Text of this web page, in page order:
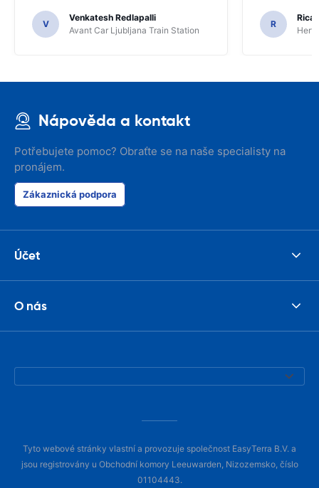
V
Venkatesh Redlapalli
Avant Car Ljubljana Train Station
R
Nápověda a kontakt
Potřebujete pomoc? Obraťte se na naše specialisty na
pronájem.
Zákaznická podpora
Účet
O nás
Tyto webové stránky vlastní a provozuje společnost EasyTerra B.V. a
jsou registrovány u Obchodní komory Leeuwarden, Nizozemsko, číslo
01104443.